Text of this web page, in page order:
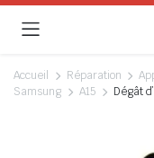
Accueil Réparation
Samsung
A15 Dégât